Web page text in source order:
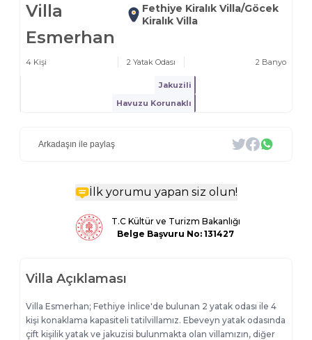
Villa
Esmerhan
Fethiye Kiralık Villa/Göcek
Kiralık Villa
4 Kişi 2 Yatak Odası 2 Banyo
Jakuzili
Havuzu Korunaklı
Arkadaşın ile paylaş
İlk yorumu yapan siz olun!
T.C Kültür ve Turizm Bakanlığı
Belge Başvuru No: 131427
Villa Açıklaması
Villa Esmerhan; Fethiye İnlice'de bulunan 2 yatak odası ile 4
kişi konaklama kapasiteli tatilvillamız. Ebeveyn yatak odasında
çift kişilik yatak ve jakuzisi bulunmakta olan villamızın, diğer